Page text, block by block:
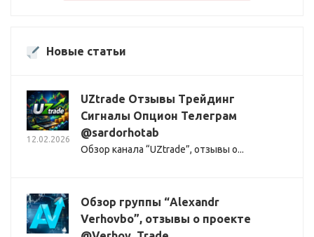
Новые статьи
12.02.2026
UZtrade Отзывы Трейдинг
Сигналы Опцион Телеграм
@sardorhotab
Обзор канала “UZtrade”, отзывы о...
Обзор группы “Alexandr
Verhovbo”, отзывы о проекте